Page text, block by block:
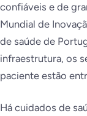
confiáveis e de
Mundial de
de saúde de
infraestrutura, os
paciente estão
Há cuidados de